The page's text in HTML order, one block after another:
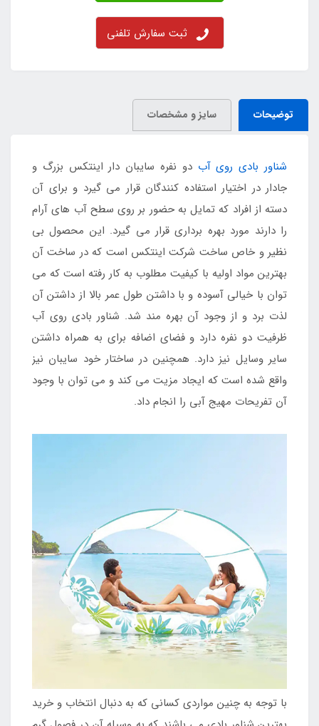
ثبت سفارش تلفنی
توضیحات سایز و مشخصات
شناور بادی روی آب دو نفره سایبان دار اینتکس بزرگ و
جادار در اختیار استفاده کنندگان قرار می گیرد و برای آن
دسته از افراد که تمایل به حضور بر روی سطح آب های آرام
را دارند مورد بهره برداری قرار می گیرد. این محصول بی
نظیر و خاص ساخت شرکت اینتکس است که در ساخت آن
بهترین مواد اولیه با کیفیت مطلوب به کار رفته است که می
توان با خیالی آسوده و با داشتن طول عمر بالا از داشتن آن
لذت برد و از وجود آن بهره مند شد. شناور بادی روی آب
ظرفیت دو نفره دارد و فضای اضافه برای به همراه داشتن
سایر وسایل نیز دارد. همچنین در ساختار خود سایبان نیز
واقع شده است که ایجاد مزیت می کند و می توان با وجود
آن تفریحات مهیج آبی را انجام داد.
با توجه به چنین مواردی کسانی که به دنبال انتخاب و خرید